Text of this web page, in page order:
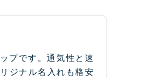
プです。通気性と速
ジナル名入れも格安